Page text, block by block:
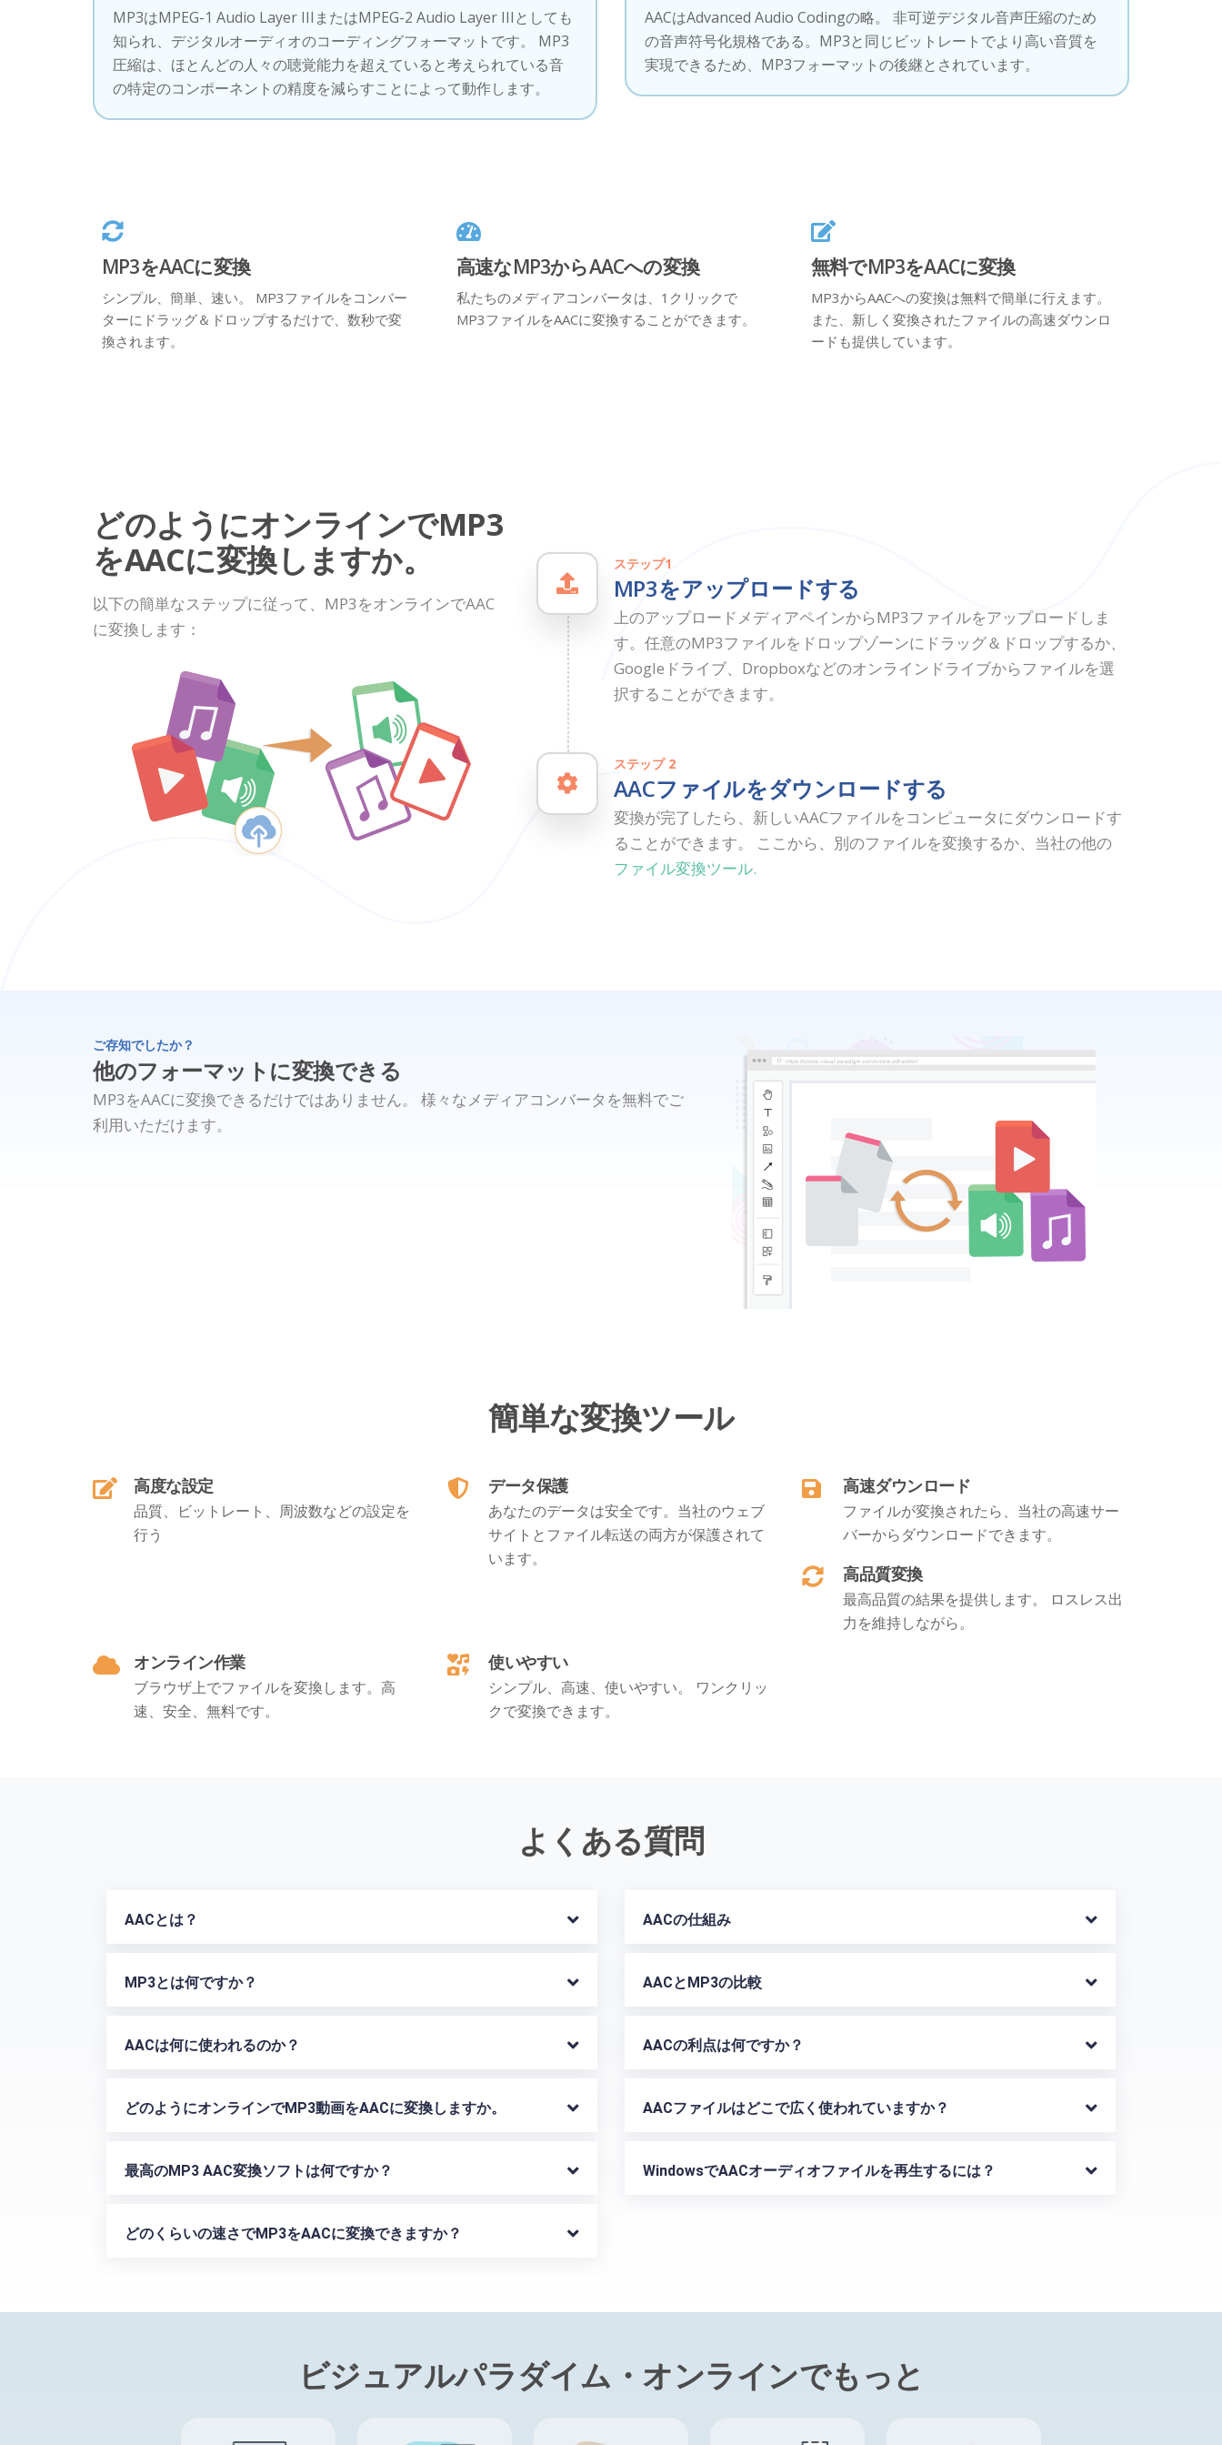
MP3はMPEG-1 Audio Layer IIIまたはMPEG-2 Audio Layer IIIとしても
知られ、デジタルオーディオのコーディングフォーマットです。 MP3
圧縮は、ほとんどの人々の聴覚能力を超えていると考えられている音
の特定のコンポーネントの精度を減らすことによって動作します。
AACはAdvanced Audio Codingの略。 非可逆デジタル音声圧縮のため
の音声符号化規格である。MP3と同じビットレートでより高い音質を
実現できるため、MP3フォーマットの後継とされています。
MP3をAACに変換
シンプル、簡単、速い。 MP3ファイルをコンバー
ターにドラッグ＆ドロップするだけで、数秒で変
換されます。
高速なMP3からAACへの変換
私たちのメディアコンバータは、1クリックで
MP3ファイルをAACに変換することができます。
無料でMP3をAACに変換
MP3からAACへの変換は無料で簡単に行えます。
また、新しく変換されたファイルの高速ダウンロ
ードも提供しています。
どのようにオンラインでMP3
をAACに変換しますか。
以下の簡単なステップに従って、MP3をオンラインでAAC
に変換します：
ステップ1
MP3をアップロードする
上のアップロードメディアペインからMP3ファイルをアップロードしま
す。任意のMP3ファイルをドロップゾーンにドラッグ＆ドロップするか、
Googleドライブ、Dropboxなどのオンラインドライブからファイルを選
択することができます。
ステップ 2
AACファイルをダウンロードする
変換が完了したら、新しいAACファイルをコンピュータにダウンロードす
ることができます。 ここから、別のファイルを変換するか、当社の他の
ファイル変換ツール.
ご存知でしたか？
他のフォーマットに変換できる
MP3をAACに変換できるだけではありません。 様々なメディアコンバータを無料でご
利用いただけます。
簡単な変換ツール
高度な設定
品質、ビットレート、周波数などの設定を
行う
データ保護
あなたのデータは安全です。当社のウェブ
サイトとファイル転送の両方が保護されて
います。
高速ダウンロード
ファイルが変換されたら、当社の高速サー
バーからダウンロードできます。
高品質変換
最高品質の結果を提供します。 ロスレス出
力を維持しながら。
オンライン作業
ブラウザ上でファイルを変換します。高
速、安全、無料です。
使いやすい
シンプル、高速、使いやすい。 ワンクリッ
クで変換できます。
よくある質問
AACとは？
MP3とは何ですか？
AACは何に使われるのか？
どのようにオンラインでMP3動画をAACに変換しますか。
最高のMP3 AAC変換ソフトは何ですか？
どのくらいの速さでMP3をAACに変換できますか？
AACの仕組み
AACとMP3の比較
AACの利点は何ですか？
AACファイルはどこで広く使われていますか？
WindowsでAACオーディオファイルを再生するには？
ビジュアルパラダイム・オンラインでもっと